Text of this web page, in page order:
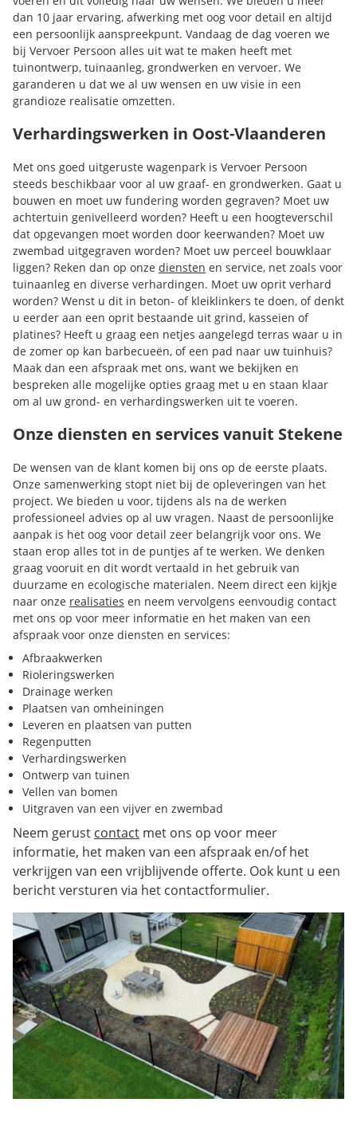
dan 10 jaar ervaring, afwerking met oog voor detail en altijd
een persoonlijk aanspreekpunt. Vandaag de dag voeren we
bij Vervoer Persoon alles uit wat te maken heeft met
tuinontwerp, tuinaanleg, grondwerken en vervoer. We
garanderen u dat we al uw wensen en uw visie in een
grandioze realisatie omzetten.
Verhardingswerken in Oost-Vlaanderen
Met ons goed uitgeruste wagenpark is Vervoer Persoon
steeds beschikbaar voor al uw graaf- en grondwerken. Gaat u
bouwen en moet uw fundering worden gegraven? Moet uw
achtertuin genivelleerd worden? Heeft u een hoogteverschil
dat opgevangen moet worden door keerwanden? Moet uw
zwembad uitgegraven worden? Moet uw perceel bouwklaar
liggen? Reken dan op onze diensten en service, net zoals voor
tuinaanleg en diverse verhardingen. Moet uw oprit verhard
worden? Wenst u dit in beton- of kleiklinkers te doen, of denkt
u eerder aan een oprit bestaande uit grind, kasseien of
platines? Heeft u graag een netjes aangelegd terras waar u in
de zomer op kan barbecueën, of een pad naar uw tuinhuis?
Maak dan een afspraak met ons, want we bekijken en
bespreken alle mogelijke opties graag met u en staan klaar
om al uw grond- en verhardingswerken uit te voeren.
Onze diensten en services vanuit Stekene
De wensen van de klant komen bij ons op de eerste plaats.
Onze samenwerking stopt niet bij de opleveringen van het
project. We bieden u voor, tijdens als na de werken
professioneel advies op al uw vragen. Naast de persoonlijke
aanpak is het oog voor detail zeer belangrijk voor ons. We
staan erop alles tot in de puntjes af te werken. We denken
graag vooruit en dit wordt vertaald in het gebruik van
duurzame en ecologische materialen. Neem direct een kijkje
naar onze realisaties en neem vervolgens eenvoudig contact
met ons op voor meer informatie en het maken van een
afspraak voor onze diensten en services:
Afbraakwerken
Rioleringswerken
Drainage werken
Plaatsen van omheiningen
Leveren en plaatsen van putten
Regenputten
Verhardingswerken
Ontwerp van tuinen
Vellen van bomen
Uitgraven van een vijver en zwembad
Neem gerust contact met ons op voor meer
informatie, het maken van een afspraak en/of het
verkrijgen van een vrijblijvende offerte. Ook kunt u een
bericht versturen via het contactformulier.